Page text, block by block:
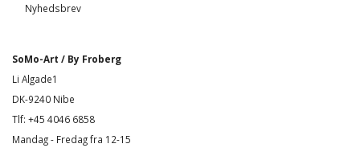
Nyhedsbrev
SoMo-Art / By Froberg
Li Algade1
DK-9240 Nibe
Tlf: +45 4046 6858
Mandag - Fredag fra 12-15